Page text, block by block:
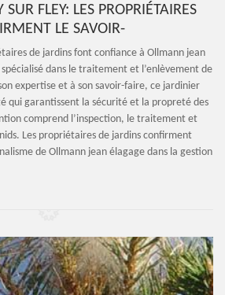
SUR FLEY: LES PROPRIÉTAIRES
LE SAVOIR-
de jardins font confiance à Ollmann jean
dans le traitement et l’enlèvement de
expertise et à son savoir-faire, ce jardinier
qui garantissent la sécurité et la propreté des
comprend l’inspection, le traitement et
Les propriétaires de jardins confirment
de Ollmann jean élagage dans la gestion